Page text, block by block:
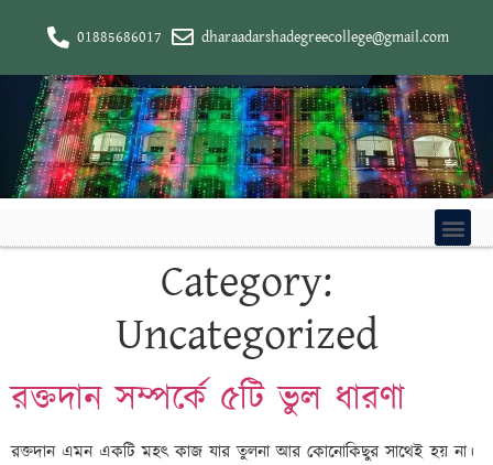
01885686017 dharaadarshadegreecollege@gmail.com
Category:
Uncategorized
রক্তদান সম্পর্কে ৫টি ভুল ধারণা
রক্তদান এমন একটি মহৎ কাজ যার তুলনা আর কোনোকিছুর সাথেই হয় না।